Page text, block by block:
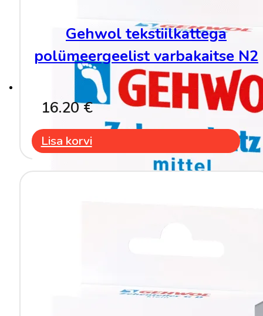
Gehwol tekstiilkattega
polümeergeelist varbakaitse N2
16.20€
Lisa korvi